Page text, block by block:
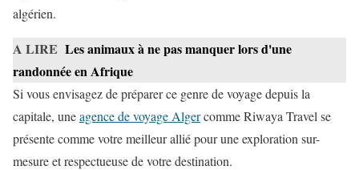
algérien.
A LIRE Les animaux à ne pas manquer lors d'une
randonnée en Afrique
Si vous envisagez de préparer ce genre de voyage depuis la
capitale, uneagence de voyage Algercomme Riwaya Travel se
présente comme votre meilleur allié pour une exploration sur-
mesure et respectueuse de votre destination.